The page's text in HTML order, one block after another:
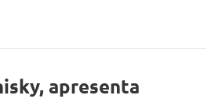
apresenta